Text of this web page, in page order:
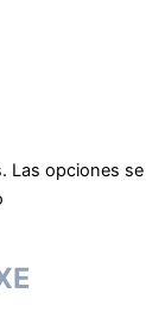
Las opciones se